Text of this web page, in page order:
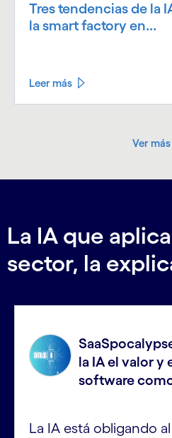
Tres tendencias de la
la smart factory en...
Leer más
Ver más
La IA que
sector, la
la IA el valor y
software
La IA está obligando